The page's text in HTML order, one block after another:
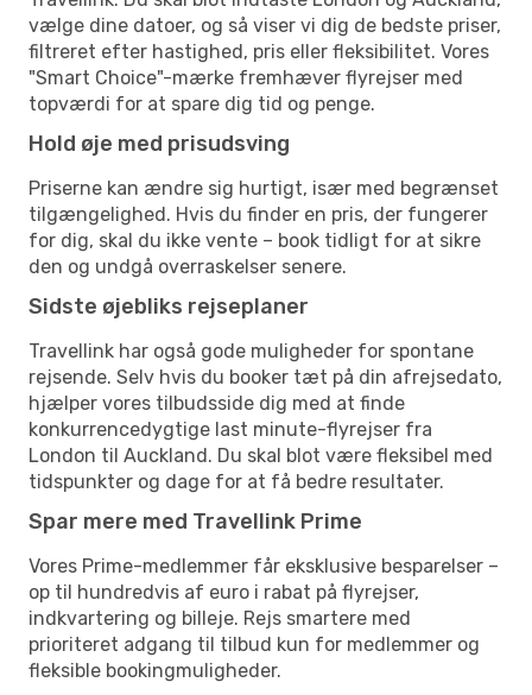
vælge dine datoer, og så viser vi dig de bedste priser,
filtreret efter hastighed, pris eller fleksibilitet. Vores
"Smart Choice"-mærke fremhæver flyrejser med
topværdi for at spare dig tid og penge.
Hold øje med prisudsving
Priserne kan ændre sig hurtigt, især med begrænset
tilgængelighed. Hvis du finder en pris, der fungerer
for dig, skal du ikke vente – book tidligt for at sikre
den og undgå overraskelser senere.
Sidste øjebliks rejseplaner
Travellink har også gode muligheder for spontane
rejsende. Selv hvis du booker tæt på din afrejsedato,
hjælper vores tilbudsside dig med at finde
konkurrencedygtige last minute-flyrejser fra
London til Auckland. Du skal blot være fleksibel med
tidspunkter og dage for at få bedre resultater.
Spar mere med Travellink Prime
Vores Prime-medlemmer får eksklusive besparelser –
op til hundredvis af euro i rabat på flyrejser,
indkvartering og billeje. Rejs smartere med
prioriteret adgang til tilbud kun for medlemmer og
fleksible bookingmuligheder.